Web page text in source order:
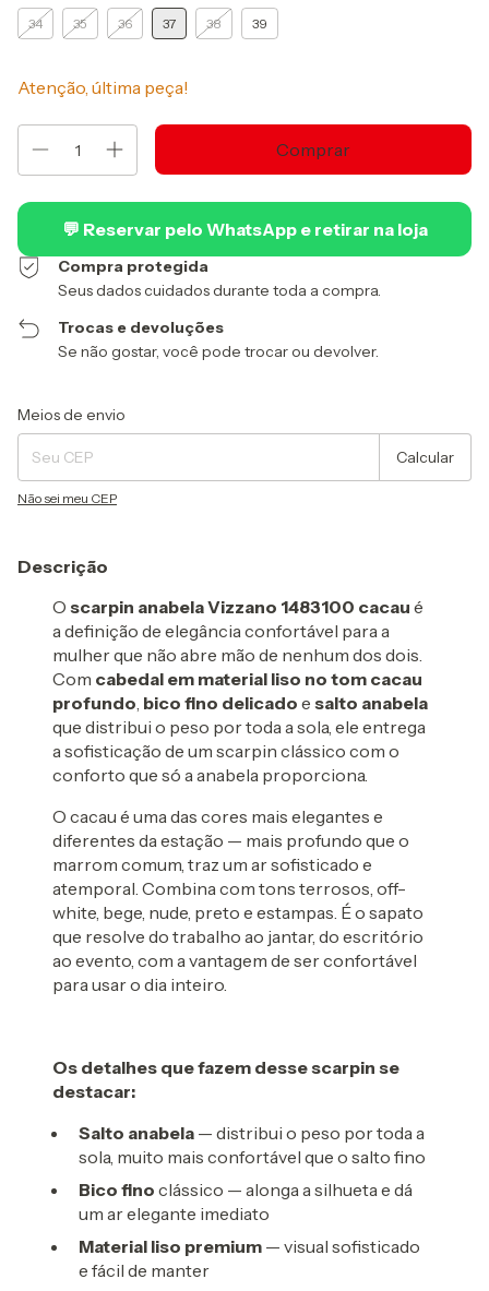
34 35 36 37 38 39
Atenção, última peça!
💬 Reservar pelo WhatsApp e retirar na loja
Compra protegida
Seus dados cuidados durante toda a compra.
Trocas e devoluções
Se não gostar, você pode trocar ou devolver.
Entregas para o CEP:
Meios de envio
Calcular
Não sei meu CEP
Descrição
O scarpin anabela Vizzano 1483100 cacau é
a definição de elegância confortável para a
mulher que não abre mão de nenhum dos dois.
Com cabedal em material liso no tom cacau
profundo, bico fino delicado e salto anabela
que distribui o peso por toda a sola, ele entrega
a sofisticação de um scarpin clássico com o
conforto que só a anabela proporciona.
O cacau é uma das cores mais elegantes e
diferentes da estação — mais profundo que o
marrom comum, traz um ar sofisticado e
atemporal. Combina com tons terrosos, off-
white, bege, nude, preto e estampas. É o sapato
que resolve do trabalho ao jantar, do escritório
ao evento, com a vantagem de ser confortável
para usar o dia inteiro.
Os detalhes que fazem desse scarpin se
destacar:
Salto anabela — distribui o peso por toda a
sola, muito mais confortável que o salto fino
Bico fino clássico — alonga a silhueta e dá
um ar elegante imediato
Material liso premium — visual sofisticado
e fácil de manter